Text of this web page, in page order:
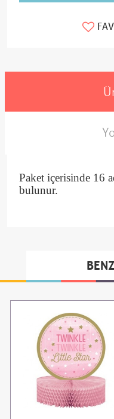
Paket içerisinde 16
bulunur.